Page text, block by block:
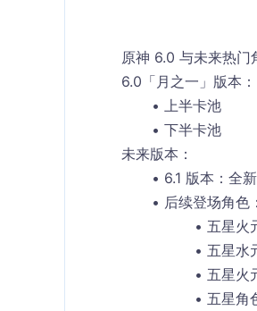
原神 6.0 与未来热门
6.0「月之一」版本 ：
上半卡池
下半卡池
未来版本 ：
6.1 版本 ：全
后续登场角色：
五星火
五星水
五星火
五星角